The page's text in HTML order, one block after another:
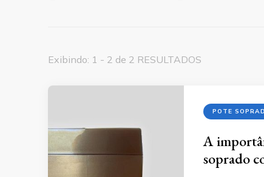
Exibindo: 1 - 2 de 2 RESULTADOS
POTE
A
soprado